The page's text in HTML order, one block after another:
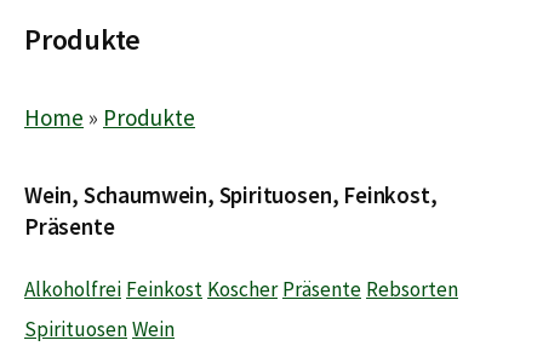
Produkte
Home » Produkte
Wein, Schaumwein, Spirituosen, Feinkost,
Präsente
Alkoholfrei Feinkost Koscher Präsente Rebsorten
SpirituosenWein